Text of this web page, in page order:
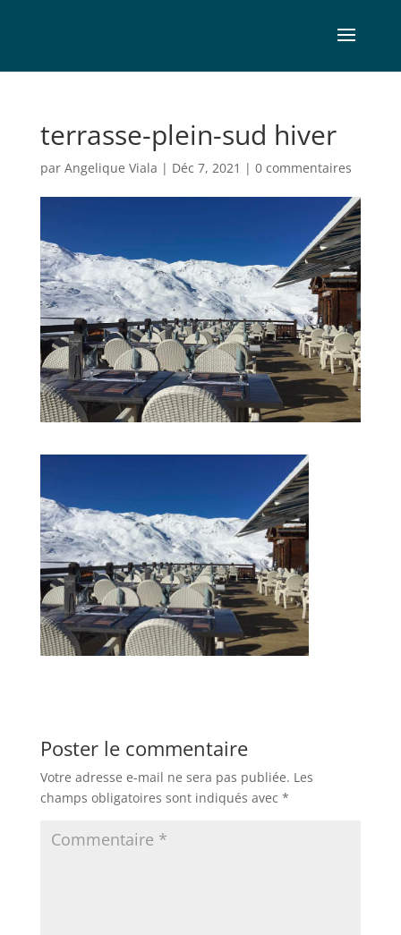
terrasse-plein-sud hiver
par Angelique Viala | Déc 7, 2021 | 0 commentaires
Poster le commentaire
Votre adresse e-mail ne sera pas publiée. Les
champs obligatoires sont indiqués avec *